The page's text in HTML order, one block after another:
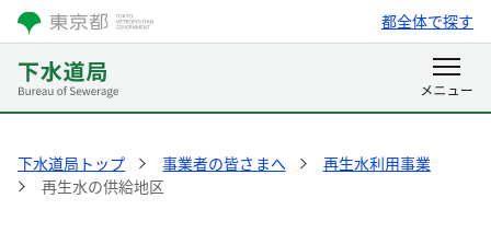
都全体で探す
下水道局トップ 事業者の皆さまへ
再生水利用事業
再生水の供給地区